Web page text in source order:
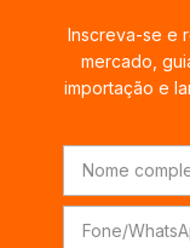
Inscreva-se e
mercado,
importação e